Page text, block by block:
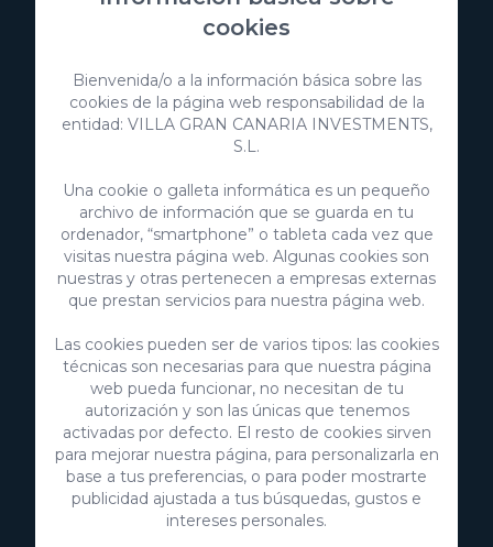
VillaGranCanaria Investments S.L.
Salobre Golf Resort
35100 Maspalomas, Gran Canaria
Islas Canarias, España
CIF:B76226992
info@villagrancanaria.com
+34 928 380 457
cookies
Bienvenida/o a la información básica sobre las
cookies de la página web responsabilidad de la
entidad: VILLA GRAN CANARIA INVESTMENTS,
S.L.
Una cookie o galleta informática es un pequeño
archivo de información que se guarda en tu
ordenador, “smartphone” o tableta cada vez que
visitas nuestra página web. Algunas cookies son
nuestras y otras pertenecen a empresas externas
que prestan servicios para nuestra página web.
Las cookies pueden ser de varios tipos: las cookies
técnicas son necesarias para que nuestra página
web pueda funcionar, no necesitan de tu
autorización y son las únicas que tenemos
activadas por defecto. El resto de cookies sirven
para mejorar nuestra página, para personalizarla en
base a tus preferencias, o para poder mostrarte
publicidad ajustada a tus búsquedas, gustos e
intereses personales.